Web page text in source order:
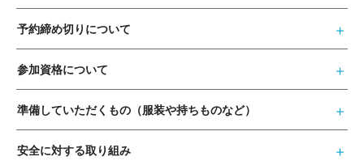
予約締め切りについて
参加資格について
準備していただくもの（服装や持ちものなど）
安全に対する取り組み